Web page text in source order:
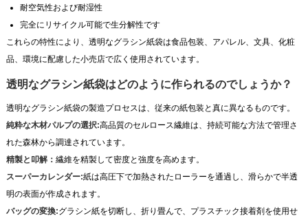
耐空気性および耐湿性
完全にリサイクル可能で生分解性です
これらの特性により、透明なグラシン紙袋は食品包装、アパレル、文具、化粧
品、環境に配慮した小売店で広く使用されています。
透明なグラシン紙袋はどのように作られるのでしょうか？
透明なグラシン紙袋の製造プロセスは、従来の紙包装と真に異なるものです。
純粋な木材パルプの選択:高品質のセルロース繊維は、持続可能な方法で管理さ
れた森林から調達されています。
精製と叩解： 繊維を精製して密度と強度を高めます。
スーパーカレンダー:紙は高圧下で加熱されたローラーを通過し、滑らかで半透
明の表面が作成されます。
バッグの変換:グラシン紙を切断し、折り畳んで、プラスチック接着剤を使用せ